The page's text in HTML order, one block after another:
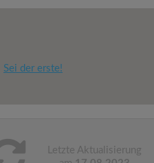
Sei der erste!
Letzte Aktualisierung